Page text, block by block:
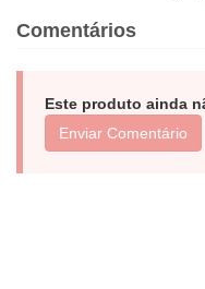
Comentários
Este produto ainda
Enviar Comentário